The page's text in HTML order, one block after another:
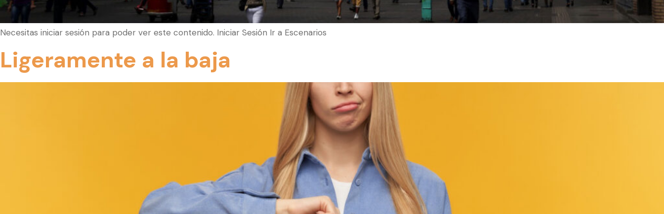
Necesitas iniciar sesión para poder ver este contenido. Iniciar Sesión Ir a Escenarios
Ligeramente a la baja